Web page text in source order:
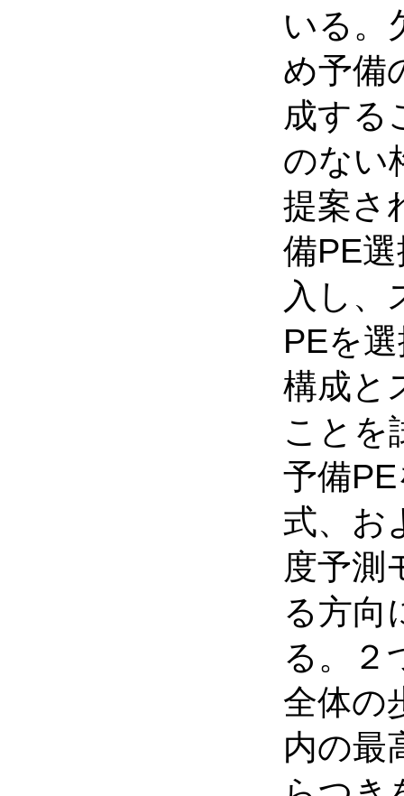
いる。
め予備
成する
のない
提案さ
備PE
入し、
PEを
構成と
ことを
予備
式、お
度予測
る方向
る。２
全体の
内の最